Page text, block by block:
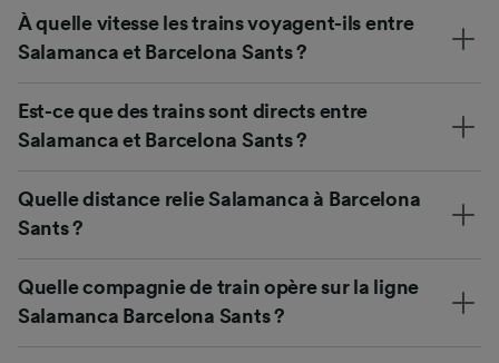
À quelle vitesse les trains voyagent-ils entre
Salamanca et Barcelona Sants ?
Est-ce que des trains sont directs entre
Salamanca et Barcelona Sants ?
Quelle distance relie Salamanca à Barcelona
Sants ?
Quelle compagnie de train opère sur la ligne
Salamanca Barcelona Sants ?